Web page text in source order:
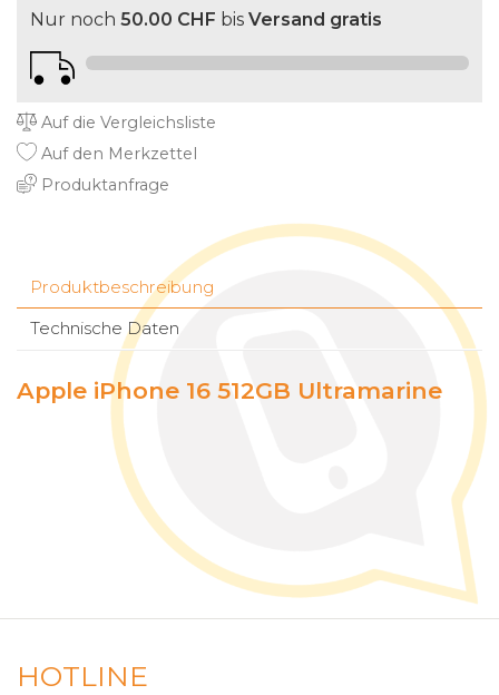
Nur noch 50.00 CHF bis Versand gratis
Auf die Vergleichsliste
Auf den Merkzettel
Produktanfrage
Produktbeschreibung
Technische Daten
Apple iPhone 16 512GB Ultramarine
HOTLINE